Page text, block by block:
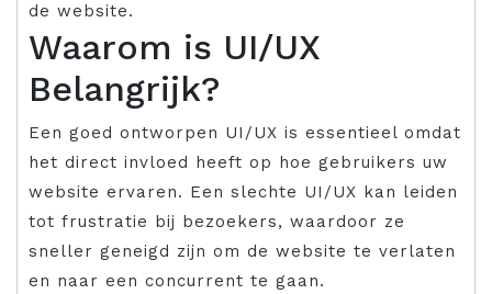
de website.
Waarom is UI/UX
Belangrijk?
Een goed ontworpen UI/UX is essentieel omdat
het direct invloed heeft op hoe gebruikers uw
website ervaren. Een slechte UI/UX kan leiden
tot frustratie bij bezoekers, waardoor ze
sneller geneigd zijn om de website te verlaten
en naar een concurrent te gaan.